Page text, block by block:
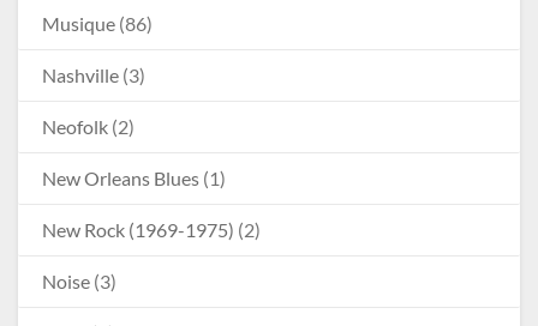
Musique (86)
Nashville (3)
Neofolk (2)
New Orleans Blues (1)
New Rock (1969-1975) (2)
Noise (3)